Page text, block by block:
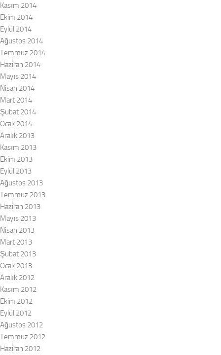
Kasım 2014
Ekim 2014
Eylül 2014
Ağustos 2014
Temmuz 2014
Haziran 2014
Mayıs 2014
Nisan 2014
Mart 2014
Şubat 2014
Ocak 2014
Aralık 2013
Kasım 2013
Ekim 2013
Eylül 2013
Ağustos 2013
Temmuz 2013
Haziran 2013
Mayıs 2013
Nisan 2013
Mart 2013
Şubat 2013
Ocak 2013
Aralık 2012
Kasım 2012
Ekim 2012
Eylül 2012
Ağustos 2012
Temmuz 2012
Haziran 2012